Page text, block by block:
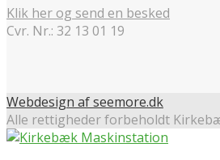
Klik her og send en besked
Cvr. Nr.: 32 13 01 19
Webdesign af seemore.dk
Alle rettigheder forbeholdt